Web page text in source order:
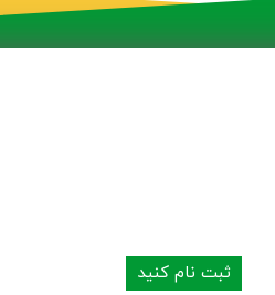
ثبت نام کنید